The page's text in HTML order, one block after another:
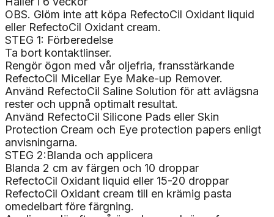
OBS. Glöm inte att köpa RefectoCil Oxidant liquid
eller RefectoCil Oxidant cream.
STEG 1: Förberedelse
Ta bort kontaktlinser.
Rengör ögon med vår oljefria, fransstärkande
RefectoCil Micellar Eye Make-up Remover.
Använd RefectoCil Saline Solution för att avlägsna
rester och uppnå optimalt resultat.
Använd RefectoCil Silicone Pads eller Skin
Protection Cream och Eye protection papers enligt
anvisningarna.
STEG 2:Blanda och applicera
Blanda 2 cm av färgen och 10 droppar
RefectoCil Oxidant liquid eller 15-20 droppar
RefectoCil Oxidant cream till en krämig pasta
omedelbart före färgning.